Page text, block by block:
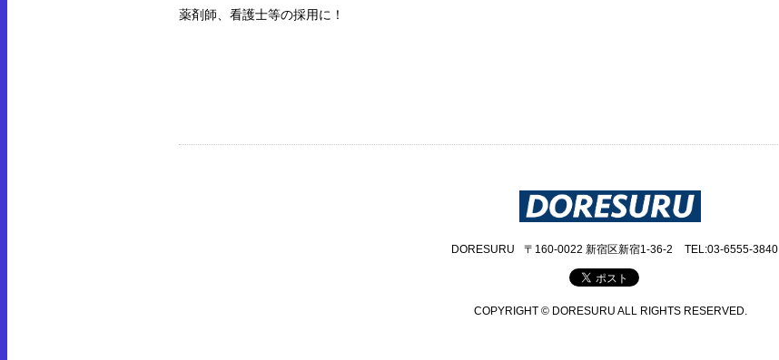
薬剤師、看護士等の採用に！
DORESURU 〒160-0022 新宿区新宿1-36-2 TEL:03-6555-3840
COPYRIGHT © DORESURU ALL RIGHTS RESERVED.